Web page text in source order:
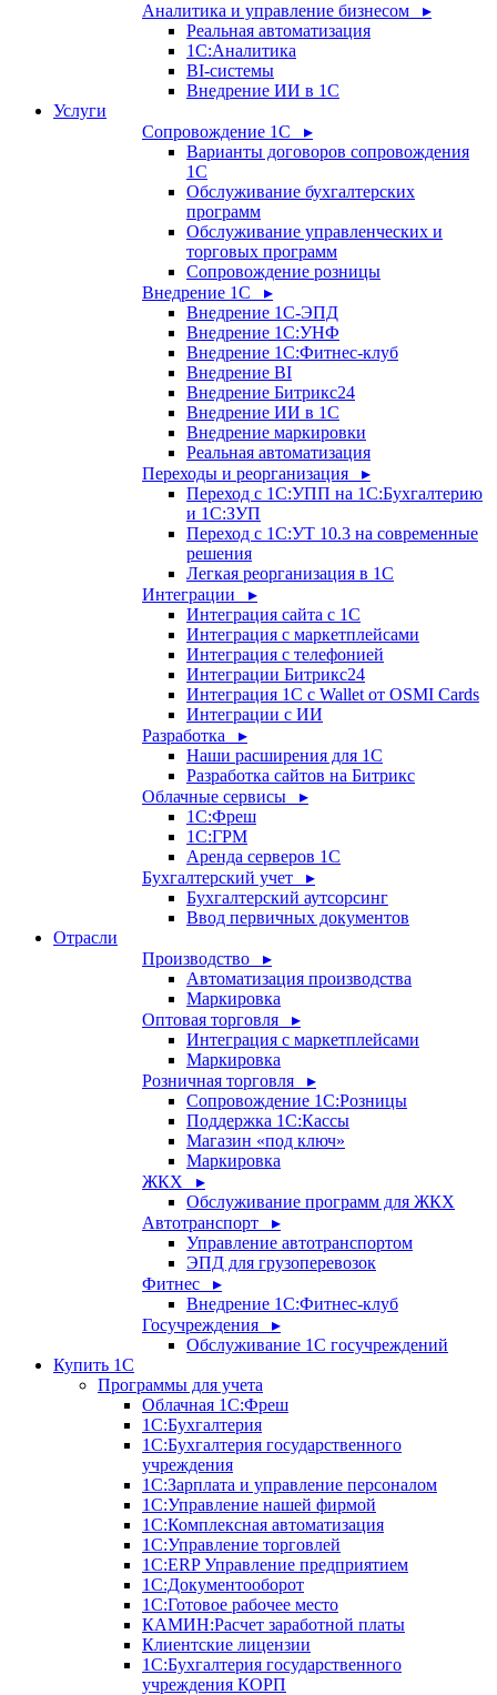
Аналитика и управление бизнесом ▸
Реальная автоматизация
1С:Аналитика
BI-системы
Внедрение ИИ в 1С
Услуги
Сопровождение 1С ▸
Варианты договоров сопровождения
1С
Обслуживание бухгалтерских
программ
Обслуживание управленческих и
торговых программ
Сопровождение розницы
Внедрение 1С ▸
Внедрение 1С-ЭПД
Внедрение 1С:УНФ
Внедрение 1С:Фитнес-клуб
Внедрение BI
Внедрение Битрикс24
Внедрение ИИ в 1С
Внедрение маркировки
Реальная автоматизация
Переходы и реорганизация ▸
Переход с 1С:УПП на 1С:Бухгалтерию
и 1С:ЗУП
Переход с 1С:УТ 10.3 на современные
решения
Легкая реорганизация в 1С
Интеграции ▸
Интеграция сайта с 1С
Интеграция с маркетплейсами
Интеграция с телефонией
Интеграции Битрикс24
Интеграция 1С с Wallet от OSMI Cards
Интеграции с ИИ
Разработка ▸
Наши расширения для 1С
Разработка сайтов на Битрикс
Облачные сервисы ▸
1С:Фреш
1С:ГРМ
Аренда серверов 1С
Бухгалтерский учет ▸
Бухгалтерский аутсорсинг
Ввод первичных документов
Отрасли
Производство ▸
Автоматизация производства
Маркировка
Оптовая торговля ▸
Интеграция с маркетплейсами
Маркировка
Розничная торговля ▸
Сопровождение 1С:Розницы
Поддержка 1С:Кассы
Магазин «под ключ»
Маркировка
ЖКХ ▸
Обслуживание программ для ЖКХ
Автотранспорт ▸
Управление автотранспортом
ЭПД для грузоперевозок
Фитнес ▸
Внедрение 1С:Фитнес-клуб
Госучреждения ▸
Обслуживание 1С госучреждений
Купить 1С
Программы для учета
Облачная 1С:Фреш
1С:Бухгалтерия
1С:Бухгалтерия государственного
учреждения
1С:Зарплата и управление персоналом
1С:Управление нашей фирмой
1С:Комплексная автоматизация
1С:Управление торговлей
1С:ERP Управление предприятием
1С:Документооборот
1C:Готовое рабочее место
КАМИН:Расчет заработной платы
Клиентские лицензии
1С:Бухгалтерия государственного
учреждения КОРП